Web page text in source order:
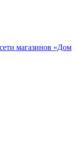
магазинов «Дом